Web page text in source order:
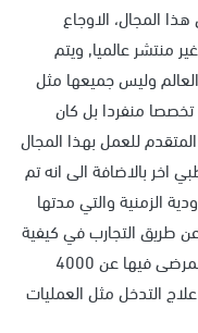
المجال، الاوجاع
منتشر عالميا, ويتم
وليس جميعها مثل
تخصصا منفردا بل كان
للعمل بهذا المجال
بالاضافة الى انه تم
الزمنية والتي مدتها
طريق التجارب في كيفية
علاج الوجع المزمن في عيادة لا يقل عدد المرضى فيها عن 4000
التدخل مثل العمليات